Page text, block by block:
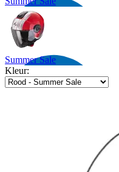
Summer Sale
Kleur: